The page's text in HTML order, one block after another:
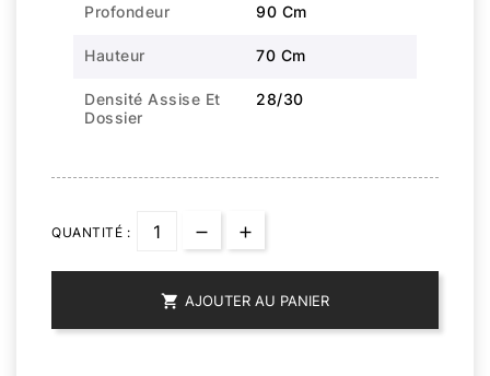
Profondeur 90 Cm
Hauteur 70 Cm
Densité Assise Et
Dossier
28/30
QUANTITÉ :
 AJOUTER AU PANIER